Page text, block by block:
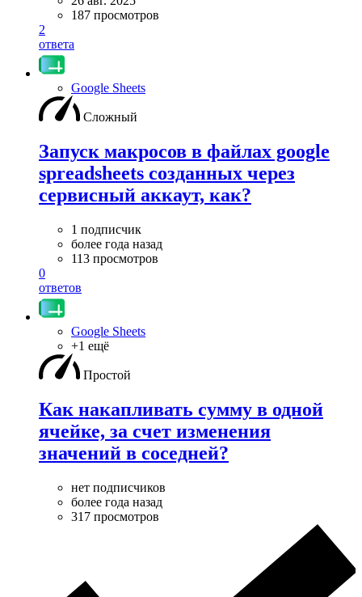
187 просмотров
2
ответа
Google Sheets
Сложный
Запуск макросов в файлах google
spreadsheets созданных через
сервисный аккаут, как?
1 подписчик
более года назад
113 просмотров
0
ответов
Google Sheets
+1 ещё
Простой
Как накапливать сумму в одной
ячейке, за счет изменения
значений в соседней?
нет подписчиков
более года назад
317 просмотров